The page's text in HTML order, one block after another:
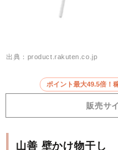
出典：product.rakuten.co.jp
ポイント最大49.5倍！
販売サ
山善 壁かけ物干し